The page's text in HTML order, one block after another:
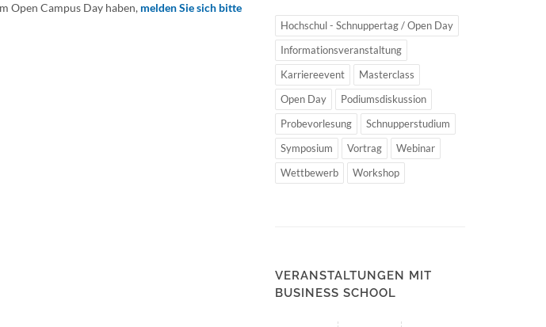
Open Campus Day haben, melden Sie sich bitte
Hochschul - Schnuppertag / Open Day
Informationsveranstaltung
Karriereevent
Masterclass
Open Day
Podiumsdiskussion
Probevorlesung
Schnupperstudium
Symposium
Vortrag
Webinar
Wettbewerb
Workshop
VERANSTALTUNGEN MIT
BUSINESS SCHOOL